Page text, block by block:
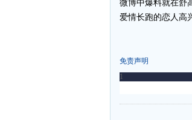
微博中爆料就在舒
爱情长跑的恋人高
免责声明
-